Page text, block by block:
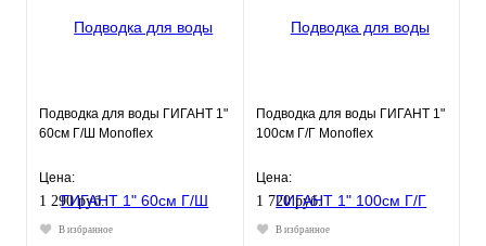
Подводка для воды ГИГАНТ 1"
60см Г/Ш Monoflex
Цена:
1 290 руб.
В избранное
Подводка для воды ГИГАНТ 1"
100см Г/Г Monoflex
Цена:
1 720 руб.
В избранное